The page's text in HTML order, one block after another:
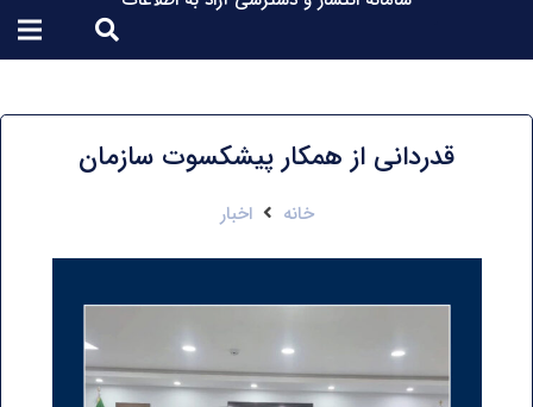
قدردانی از همکار پیشکسوت سازمان
خانه اخبار